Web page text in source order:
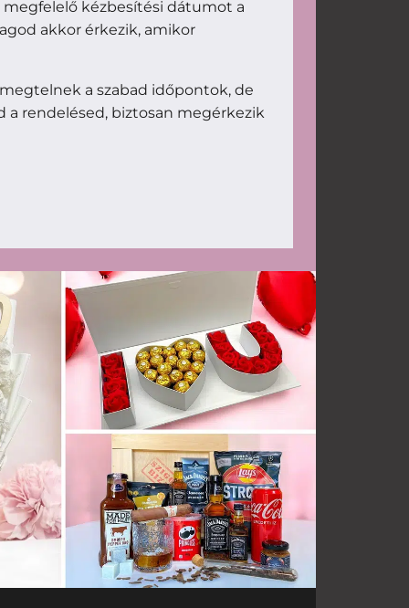
megfelelő kézbesítési dátumot a
akkor érkezik, amikor
a szabad időpontok, de
a rendelésed, biztosan megérkezik